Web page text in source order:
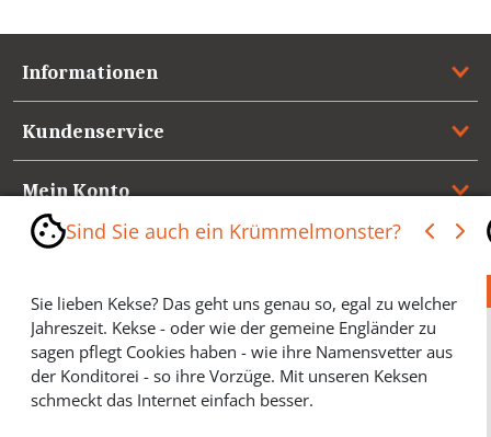
Informationen
Kundenservice
Mein Konto
Referenzen
Medienspiegel & Presseinformationen
*** Vertrag widerrufen ***
Sind Sie auch ein Krümmelmonster?
Sie lieben Kekse? Das geht uns genau so, egal zu welcher
Jahreszeit. Kekse - oder wie der gemeine Engländer zu
sagen pflegt Cookies haben - wie ihre Namensvetter aus
der Konditorei - so ihre Vorzüge. Mit unseren Keksen
schmeckt das Internet einfach besser.